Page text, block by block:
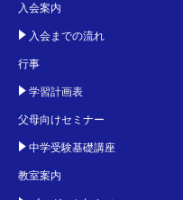
入会案内
入会までの流れ
行事
学習計画表
父母向けセミナー
中学受験基礎講座
教室案内